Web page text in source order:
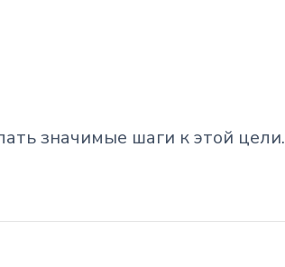
значимые шаги к этой цели.